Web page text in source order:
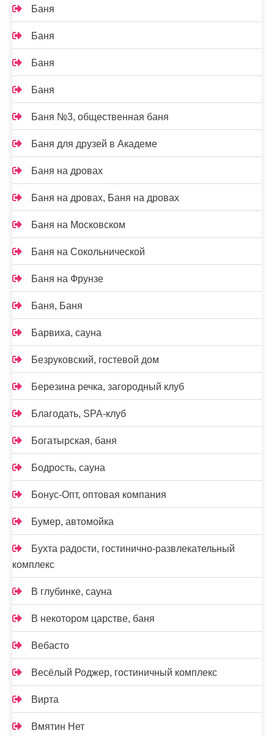
Баня
Баня
Баня
Баня
Баня №3, общественная баня
Баня для друзей в Академе
Баня на дровах
Баня на дровах, Баня на дровах
Баня на Московском
Баня на Сокольнической
Баня на Фрунзе
Баня, Баня
Барвиха, сауна
Безруковский, гостевой дом
Березина речка, загородный клуб
Благодать, SPA-клуб
Богатырская, баня
Бодрость, сауна
Бонус-Опт, оптовая компания
Бумер, автомойка
Бухта радости, гостинично-развлекательный
комплекс
В глубинке, сауна
В некотором царстве, баня
Вебасто
Весёлый Роджер, гостиничный комплекс
Вирта
Вмятин Нет